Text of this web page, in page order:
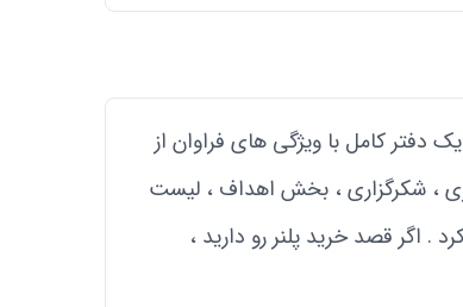
یک دفتر کامل با ویژگی های فراوان از
، شکرگزاری ، بخش اهداف ، لیست
. اگر قصد خرید پلنر رو دارید ،